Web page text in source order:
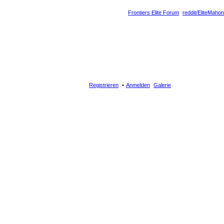
reddit/EliteMahon
Frontiers Elite Forum
Galerie
Anmelden
Registrieren